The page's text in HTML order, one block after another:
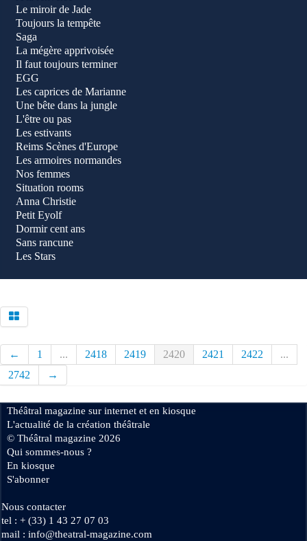
Le miroir de Jade
Toujours la tempête
Saga
La mégère apprivoisée
Il faut toujours terminer
EGG
Les caprices de Marianne
Une bête dans la jungle
L'être ou pas
Les estivants
Reims Scènes d'Europe
Les armoires normandes
Nos femmes
Situation rooms
Anna Christie
Petit Eyolf
Dormir cent ans
Sans rancune
Les Stars
← 1 ... 2418 2419 2420 2421 2422
...
2742
→
Théâtral magazine sur internet et en kiosque
L'actualité de la création théâtrale
© Théâtral magazine 2026
Qui sommes-nous ?
En kiosque
S'abonner
Nous contacter
tel : + (33) 1 43 27 07 03
mail : info@theatral-magazine.com